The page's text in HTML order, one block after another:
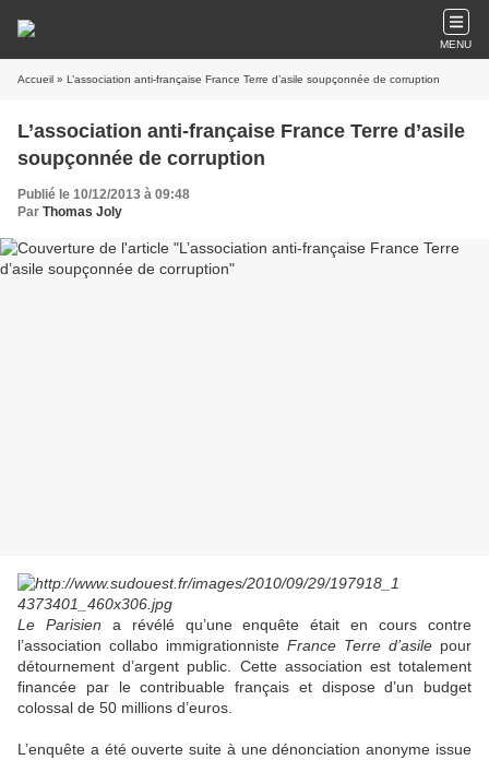
MENU
Accueil » L’association anti-française France Terre d’asile soupçonnée de corruption
L’association anti-française France Terre d’asile
soupçonnée de corruption
Publié le 10/12/2013 à 09:48
Par Thomas Joly
Le Parisien a révélé qu’une enquête était en cours contre
l’association collabo immigrationniste France Terre d’asile pour
détournement d’argent public. Cette association est totalement
financée par le contribuable français et dispose d’un budget
colossal de 50 millions d’euros.
L’enquête a été ouverte suite à une dénonciation anonyme issue